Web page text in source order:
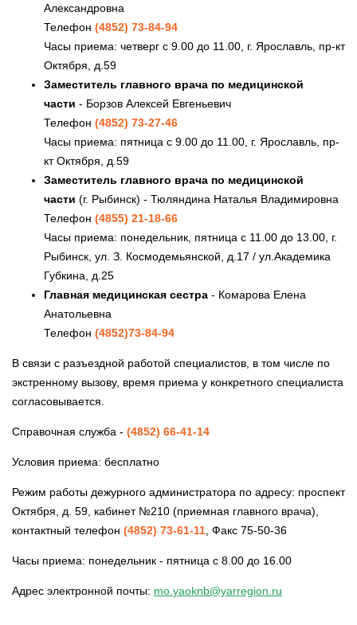
Александровна
Телефон (4852) 73-84-94
Часы приема: четверг с 9.00 до 11.00, г. Ярославль, пр-кт
Октября, д.59
Заместитель главного врача по медицинской
части - Борзов Алексей Евгеньевич
Телефон (4852) 73-27-46
Часы приема: пятница с 9.00 до 11.00, г. Ярославль, пр-
кт Октября, д.59
Заместитель главного врача по медицинской
части (г. Рыбинск) - Тюляндина Наталья Владимировна
Телефон (4855) 21-18-66
Часы приема: понедельник, пятница с 11.00 до 13.00, г.
Рыбинск, ул. З. Космодемьянской, д.17 / ул.Академика
Губкина, д.25
Главная медицинская сестра - Комарова Елена
Анатольевна
Телефон (4852)73-84-94
В связи с разъездной работой специалистов, в том числе по
экстренному вызову, время приема у конкретного специалиста
согласовывается.
Справочная служба - (4852) 66-41-14
Условия приема: бесплатно
Режим работы дежурного администратора по адресу: проспект
Октября, д. 59, кабинет №210 (приемная главного врача),
контактный телефон (4852) 73-61-11 , Факс 75-50-36
Часы приема: понедельник - пятница с 8.00 до 16.00
Адрес электронной почты: mo.yaoknb@yarregion.ru